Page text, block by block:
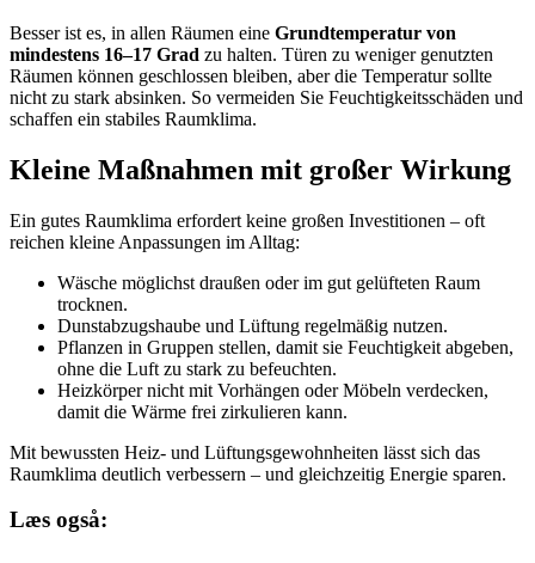
Besser ist es, in allen Räumen eine Grundtemperatur von
mindestens 16–17 Grad zu halten. Türen zu weniger genutzten
Räumen können geschlossen bleiben, aber die Temperatur sollte
nicht zu stark absinken. So vermeiden Sie Feuchtigkeitsschäden und
schaffen ein stabiles Raumklima.
Kleine Maßnahmen mit großer Wirkung
Ein gutes Raumklima erfordert keine großen Investitionen – oft
reichen kleine Anpassungen im Alltag:
Wäsche möglichst draußen oder im gut gelüfteten Raum
trocknen.
Dunstabzugshaube und Lüftung regelmäßig nutzen.
Pflanzen in Gruppen stellen, damit sie Feuchtigkeit abgeben,
ohne die Luft zu stark zu befeuchten.
Heizkörper nicht mit Vorhängen oder Möbeln verdecken,
damit die Wärme frei zirkulieren kann.
Mit bewussten Heiz- und Lüftungsgewohnheiten lässt sich das
Raumklima deutlich verbessern – und gleichzeitig Energie sparen.
Læs også: